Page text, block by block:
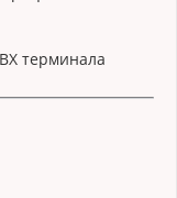
терминала